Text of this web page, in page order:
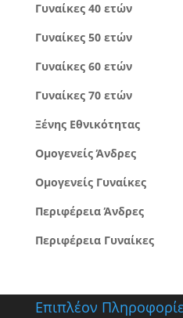
Γυναίκες 40 ετών
Γυναίκες 50 ετών
Γυναίκες 60 ετών
Γυναίκες 70 ετών
Ξένης Εθνικότητας
Ομογενείς Άνδρες
Ομογενείς Γυναίκες
Περιφέρεια Άνδρες
Περιφέρεια Γυναίκες
Επιπλέον